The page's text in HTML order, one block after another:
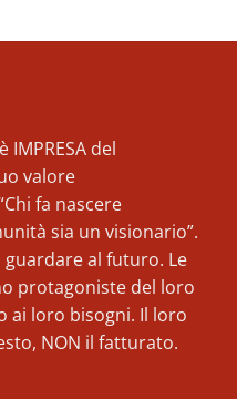
IMPRESA del
valore
fa nascere
sia un visionario”.
al futuro. Le
protagoniste del loro
ai loro bisogni. Il loro
NON il fatturato.